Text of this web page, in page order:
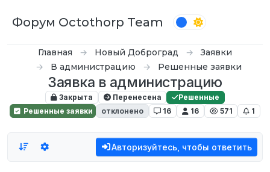
Форум Octothorp Team
Главная Новый Доброград
Заявки
В администрацию
Решенные заявки
Заявка в администрацию
Закрыта Перенесена
Решенные
Решенные заявки
отклонено 16 16 571 1
Авторизуйтесь, чтобы ответить